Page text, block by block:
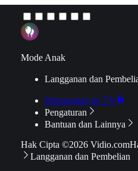
Mode Anak
Langganan dan
Hubungkan ke TV
Pengaturan
Bantuan dan Lainnya
Hak Cipta ©2026 Vidio.com
Langganan dan Pembelian